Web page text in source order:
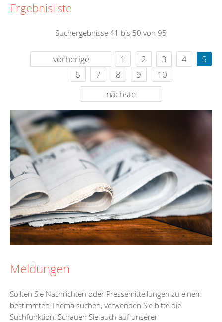
Ergebnisliste
Suchergebnisse 41 bis 50 von 95
vorherige 1 2 3 4
5
6
7 8 9
10
nächste
Meldungen
Sollten Sie Nachrichten oder Pressemitteilungen zu einem
bestimmten Thema suchen, verwenden Sie bitte die
Suchfunktion. Schauen Sie auch auf unserer